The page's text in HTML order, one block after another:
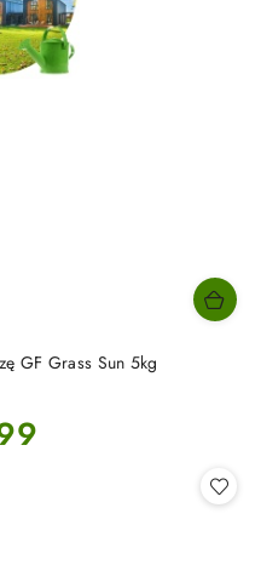
GF Grass Sun 5kg